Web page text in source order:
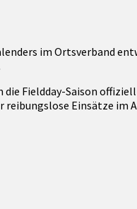
im Ortsverband
Fieldday-Saison offiziell
reibungslose Einsätze im